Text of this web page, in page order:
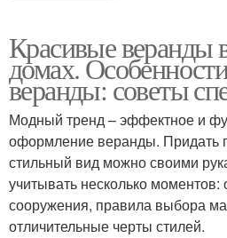
Красивые веранды
домах.
веранды: советы
Модный тренд – эффектное и
оформление веранды. Придать
стильный вид можно своими
учитывать несколько моментов:
сооружения, правила выбора
отличительные черты стилей.